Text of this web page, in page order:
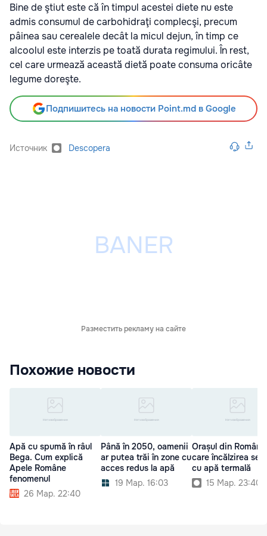
Bine de ştiut este că în timpul acestei diete nu este
admis consumul de carbohidraţi complecşi, precum
pâinea sau cerealele decât la micul dejun, în timp ce
alcoolul este interzis pe toată durata regimului. În rest,
cel care urmează această dietă poate consuma oricâte
legume doreşte.
Подпишитесь на новости Point.md в Google
Источник Descopera
Разместить рекламу на сайте
Похожие новости
Apă cu spumă în râul
Bega. Cum explică
Apele Române
fenomenul
26 Мар. 22:40
Până în 2050, oamenii
ar putea trăi în zone cu
acces redus la apă
19 Мар. 16:03
Orașul din
care încălzirea se
cu apă termală
15 Мар. 23:40